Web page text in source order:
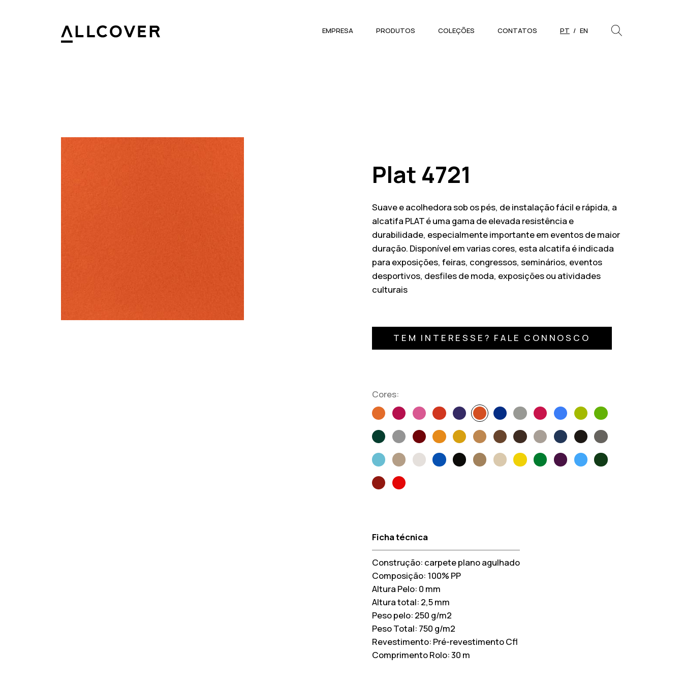
EMPRESA PRODUTOS COLEÇÕES CONTATOS PT
EN
Plat 4721
Suave e acolhedora sob os pés, de instalação fácil e rápida, a
alcatifa PLAT é uma gama de elevada resistência e
durabilidade, especialmente importante em eventos de maior
duração. Disponível em varias cores, esta alcatifa é indicada
para exposições, feiras, congressos, seminários, eventos
desportivos, desfiles de moda, exposições ou atividades
culturais
TEM INTERESSE? FALE CONNOSCO
Cores:
Ficha técnica
Construção: carpete plano agulhado
Composição: 100% PP
Altura Pelo: 0 mm
Altura total: 2,5 mm
Peso pelo: 250 g/m2
Peso Total: 750 g/m2
Revestimento: Pré-revestimento Cfl
Comprimento Rolo:30 m